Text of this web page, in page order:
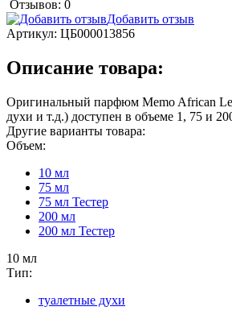
Отзывов: 0
Добавить отзыв
Артикул: ЦБ000013856
Описание товара:
Оригинальный парфюм Memo African
духи и т.д.) доступен в объеме 1, 75 и
Другие варианты товара:
Объем:
10 мл
75 мл
75 мл Тестер
200 мл
200 мл Тестер
10 мл
Тип:
туалетные духи